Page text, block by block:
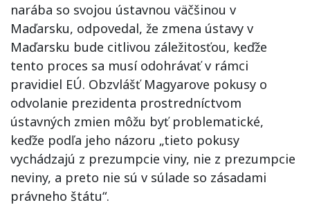
narába so svojou ústavnou väčšinou v
Maďarsku, odpovedal, že zmena ústavy v
Maďarsku bude citlivou záležitosťou, keďže
tento proces sa musí odohrávať v rámci
pravidiel EÚ. Obzvlášť Magyarove pokusy o
odvolanie prezidenta prostredníctvom
ústavných zmien môžu byť problematické,
keďže podľa jeho názoru „tieto pokusy
vychádzajú z prezumpcie viny, nie z prezumpcie
neviny, a preto nie sú v súlade so zásadami
právneho štátu“.